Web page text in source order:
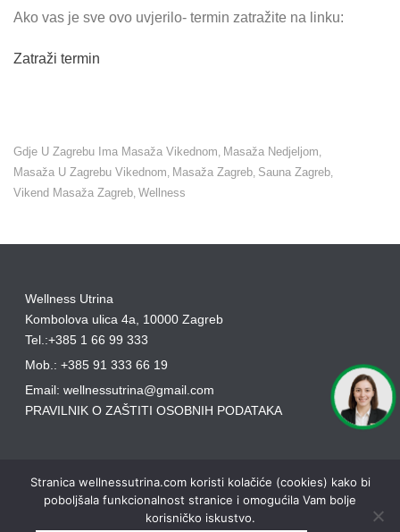
Ako vas je sve ovo uvjerilo- termin zatražite na linku:
Zatraži termin
Gdje U Zagrebu Ima Masaža Vikednom Masaža Nedjeljom
Masaža U Zagrebu Vikednom Masaža Zagreb Sauna Zagreb
Vikend Masaža Zagreb Wellness
Wellness Utrina
Kombolova ulica 4a, 10000 Zagreb
Tel.:+385 1 66 99 333
Mob.: +385 91 333 66 19
Email: wellnessutrina@gmail.com
PRAVILNIK O ZAŠTITI OSOBNIH PODATAKA
Stranica wellnessutrina.com koristi kolačiće (cookies) kako bi
poboljšala funkcionalnost stranice i omogućila Vam bolje
korisničko iskustvo.